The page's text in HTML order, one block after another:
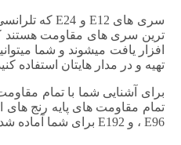
ترین سری های مقاومت هستند
افزار یافت میشوند و شما
تهیه و در مدار هایتان استفاده
برای آشنایی شما با تمام
، E96 و E192 برای شما آماده شده است !